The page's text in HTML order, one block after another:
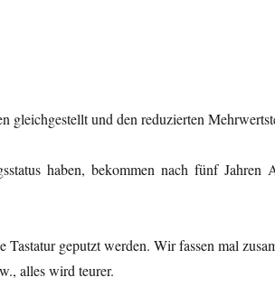
und den reduzierten
haben, bekommen nach fünf Jahren
geputzt werden. Wir fassen mal
alles wird teurer.